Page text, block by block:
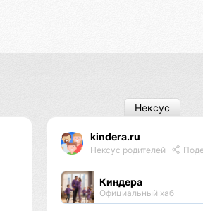
kindera.ru
Нексус родителей
Киндера
Официальный хаб
Нексус